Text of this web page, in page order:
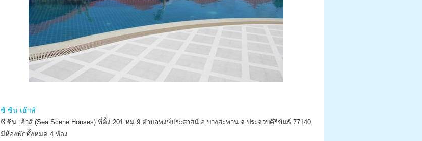
ซี ซีน เฮ้าส์
ซี ซีน เฮ้าส์ (Sea Scene Houses) ที่ตั้ง 201 หมู่ 9 ตำบลพงษ์ประศาสน์ อ.บางสะพาน จ.ประจวบคีรีขันธ์ 77140
มีห้องพักทั้งหมด 4 ห้อง